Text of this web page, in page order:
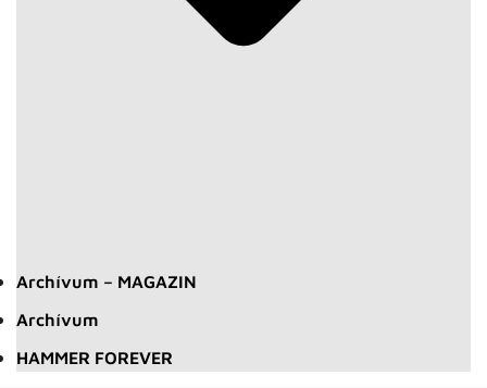
Archívum – MAGAZIN
Archívum
HAMMER FOREVER